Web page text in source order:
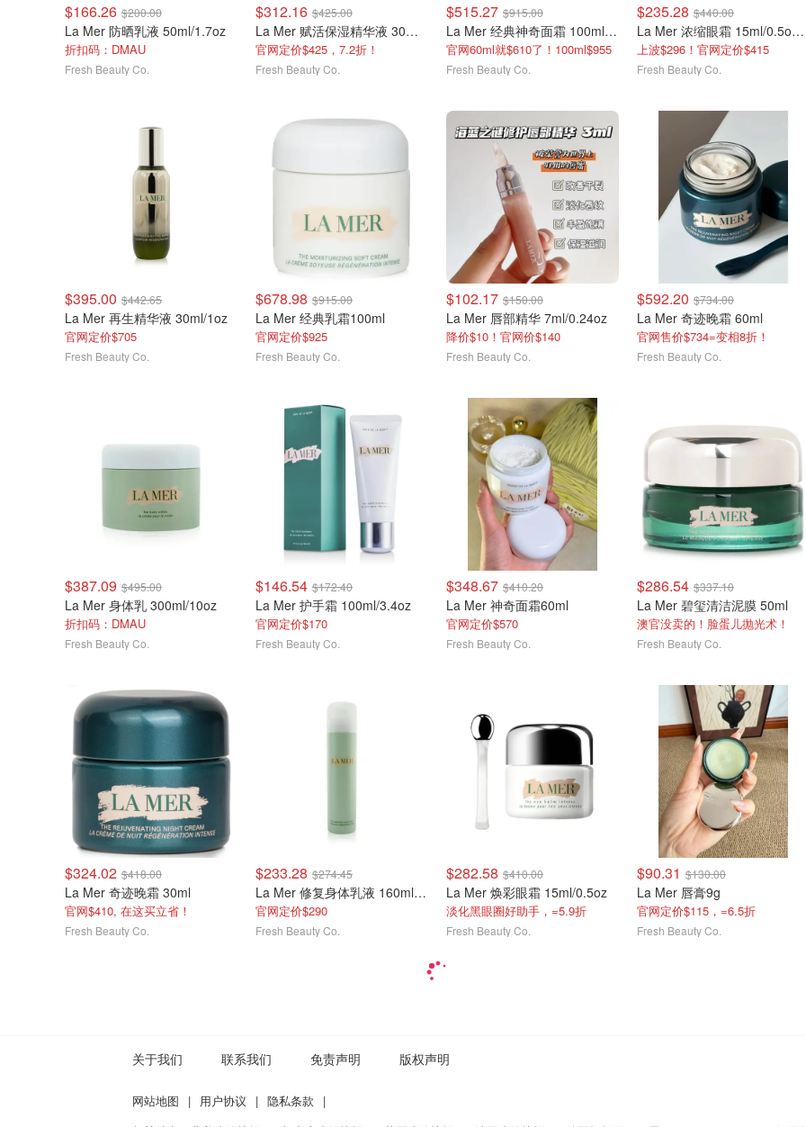
$166.26 $200.00
La Mer 防晒乳液 50ml/1.7oz
折扣码：DMAU
Fresh Beauty Co.
$312.16 $425.00
La Mer 赋活保湿精华液 30ml/1oz
官网定价$425，7.2折！
Fresh Beauty Co.
$515.27 $915.00
La Mer 经典神奇面霜 100ml/3.4oz
官网60ml就$610了！100ml$955
Fresh Beauty Co.
$235.28 $440.00
La Mer 浓缩眼霜 15ml/0.5oz(经典版)
上波$296！官网定价$415
Fresh Beauty Co.
$395.00 $442.65
La Mer 再生精华液 30ml/1oz
官网定价$705
Fresh Beauty Co.
$678.98 $915.00
La Mer 经典乳霜100ml
官网定价$925
Fresh Beauty Co.
$102.17 $150.00
La Mer 唇部精华 7ml/0.24oz
降价$10！官网价$140
Fresh Beauty Co.
$592.20 $734.00
La Mer 奇迹晚霜 60ml
官网售价$734=变相8折！
Fresh Beauty Co.
$387.09 $495.00
La Mer 身体乳 300ml/10oz
折扣码：DMAU
Fresh Beauty Co.
$146.54 $172.40
La Mer 护手霜 100ml/3.4oz
官网定价$170
Fresh Beauty Co.
$348.67 $410.20
La Mer 神奇面霜60ml
官网定价$570
Fresh Beauty Co.
$286.54 $337.10
La Mer 碧玺清洁泥膜 50ml
澳官没卖的！脸蛋儿抛光术！
Fresh Beauty Co.
$324.02 $418.00
La Mer 奇迹晚霜 30ml
官网$410, 在这买立省！
Fresh Beauty Co.
$233.28 $274.45
La Mer 修复身体乳液 160ml/5.3oz
官网定价$290
Fresh Beauty Co.
$282.58 $410.00
La Mer 焕彩眼霜 15ml/0.5oz
淡化黑眼圈好助手，=5.9折
Fresh Beauty Co.
$90.31 $130.00
La Mer 唇膏9g
官网定价$115，=6.5折
Fresh Beauty Co.
关于我们 联系我们 免责声明 版权声明
网站地图 | 用户协议 | 隐私条款
|